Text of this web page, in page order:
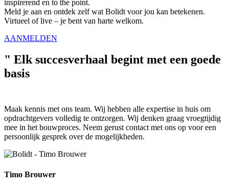
inspirerend en to the point.
Meld je aan en ontdek zelf wat Bolidt voor jou kan betekenen.
Virtueel of live – je bent van harte welkom.
AANMELDEN
" Elk succesverhaal begint met een goede
basis
Maak kennis met ons team. Wij hebben alle expertise in huis om
opdrachtgevers volledig te ontzorgen. Wij denken graag vroegtijdig
mee in het bouwproces. Neem gerust contact met ons op voor een
persoonlijk gesprek over de mogelijkheden.
Timo Brouwer